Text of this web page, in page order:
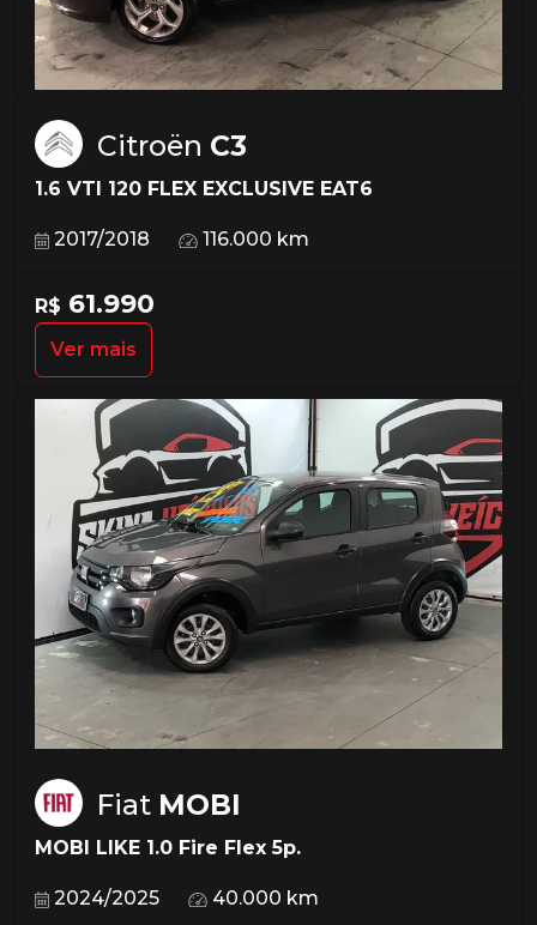
Citroën C3
1.6 VTI 120 FLEX EXCLUSIVE EAT6
2017/2018 116.000 km
R$ 61.990
Ver mais
Fiat MOBI
MOBI LIKE 1.0 Fire Flex 5p.
2024/2025 40.000 km